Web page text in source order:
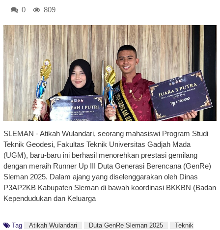
0 809
SLEMAN - Atikah Wulandari, seorang mahasiswi Program Studi
Teknik Geodesi, Fakultas Teknik Universitas Gadjah Mada
(UGM), baru-baru ini berhasil menorehkan prestasi gemilang
dengan meraih Runner Up III Duta Generasi Berencana (GenRe)
Sleman 2025. Dalam ajang yang diselenggarakan oleh Dinas
P3AP2KB Kabupaten Sleman di bawah koordinasi BKKBN (Badan
Kependudukan dan Keluarga
Tag Atikah Wulandari Duta GenRe Sleman 2025
Teknik